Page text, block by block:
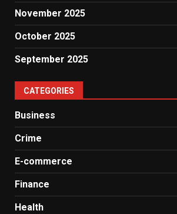
November 2025
October 2025
September 2025
CATEGORIES
Business
Crime
E-commerce
Finance
Health